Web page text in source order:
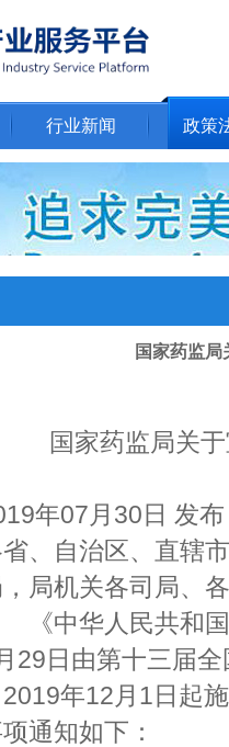
行业新闻 政策
国家药监
国家药监局关
年07月30日 发布
、自治区、直辖
，局机关各司局、
中华人民共和国
29日由第十三届
2019年12月1日起
通知如下：